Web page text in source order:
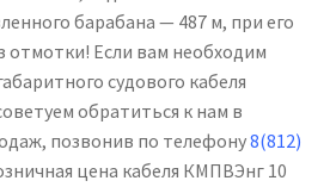
барабана — 487 м, при его
отмотки! Если вам необходим
судового кабеля
обратиться к нам в
позвонив по телефону8(812)
цена кабеля КМПВЭнг 10